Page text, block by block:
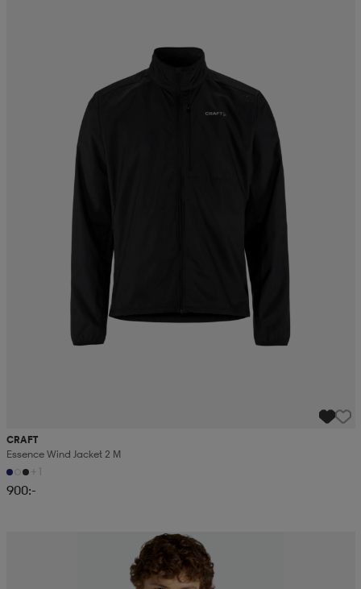
CRAFT
Essence Wind Jacket 2 M
+1
900:-